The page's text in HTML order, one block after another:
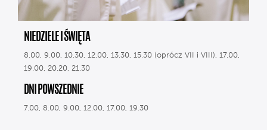
NIEDZIELE I ŚWIĘTA
8.00, 9.00, 10.30, 12.00, 13.30, 15.30 (oprócz VII i VIII), 17.00,
19.00, 20.20, 21.30
DNI POWSZEDNIE
7.00, 8.00, 9.00, 12.00, 17.00, 19.30